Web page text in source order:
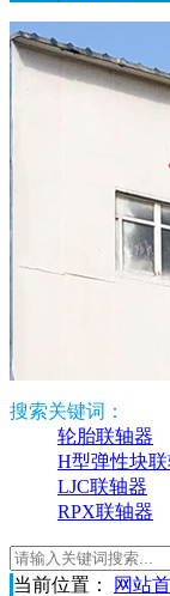
搜索关键词：
轮胎联轴器
H型弹性块
LJC联轴器
RPX联轴器
当前位置： 网站